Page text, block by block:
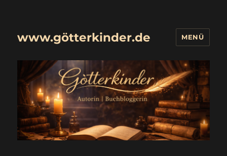
www.götterkinder.de MENÜ